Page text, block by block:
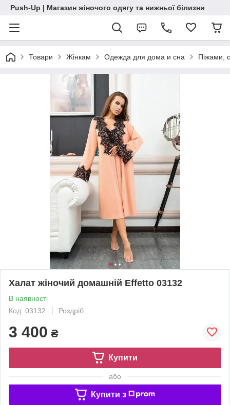
Push-Up | Магазин жіночого одягу та нижньої білизни
Товари Жінкам Одежда для дома и сна Піжами,
Халат жіночий домашній Effetto 03132
В наявності
Код: 03132
Роздріб
3 400 ₴
Купити
або
Купити з